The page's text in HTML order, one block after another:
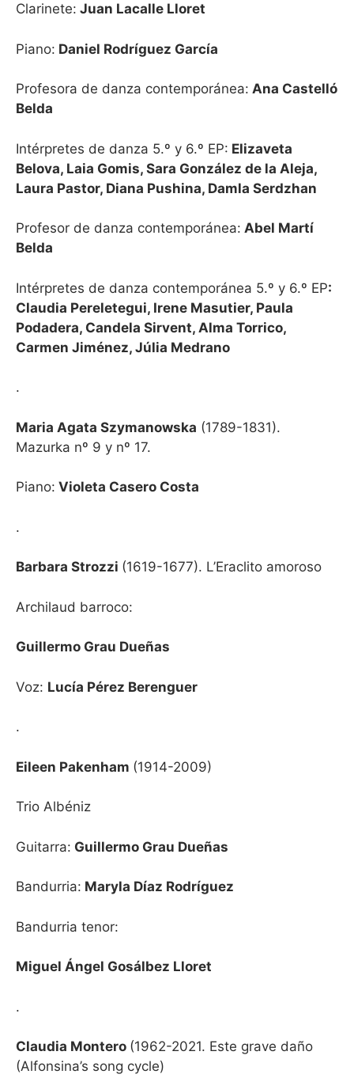
Clarinete: Juan Lacalle Lloret
Piano: Daniel Rodríguez García
Profesora de danza contemporánea: Ana Castelló
Belda
Intérpretes de danza 5.º y 6.º EP: Elizaveta
Belova, Laia Gomis, Sara González de la Aleja,
Laura Pastor, Diana Pushina, Damla Serdzhan
Profesor de danza contemporánea: Abel Martí
Belda
Intérpretes de danza contemporánea 5.º y 6.º EP:
Claudia Pereletegui, Irene Masutier, Paula
Podadera, Candela Sirvent, Alma Torrico,
Carmen Jiménez, Júlia Medrano
.
Maria Agata Szymanowska (1789-1831).
Mazurka nº 9 y nº 17.
Piano: Violeta Casero Costa
.
Barbara Strozzi (1619-1677). L’Eraclito amoroso
Archilaud barroco:
Guillermo Grau Dueñas
Voz: Lucía Pérez Berenguer
.
Eileen Pakenham (1914-2009)
Trio Albéniz
Guitarra: Guillermo Grau Dueñas
Bandurria: Maryla Díaz Rodríguez
Bandurria tenor:
Miguel Ángel Gosálbez Lloret
.
Claudia Montero (1962-2021. Este grave daño
(Alfonsina’s song cycle)